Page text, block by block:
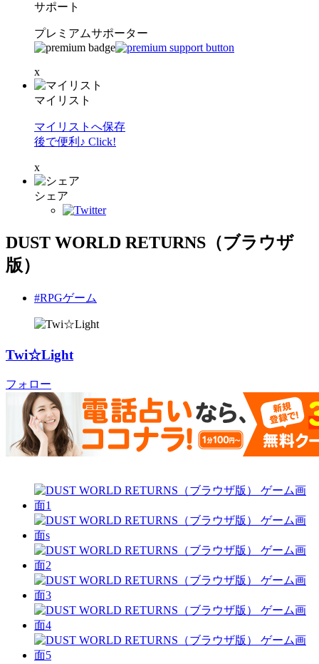
サポート
プレミアムサポーター
x
マイリスト
マイリストへ保存
後で便利♪ Click!
x
シェア
DUST WORLD RETURNS（ブラウザ
版）
#RPGゲーム
Twi☆Light
フォロー